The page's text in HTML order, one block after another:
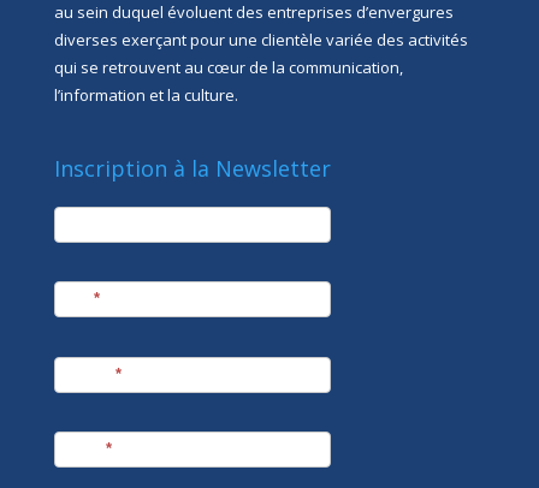
au sein duquel évoluent des entreprises d’envergures
diverses exerçant pour une clientèle variée des activités
qui se retrouvent au cœur de la communication,
l’information et la culture.
Inscription à la Newsletter
newsletter
*
*
*